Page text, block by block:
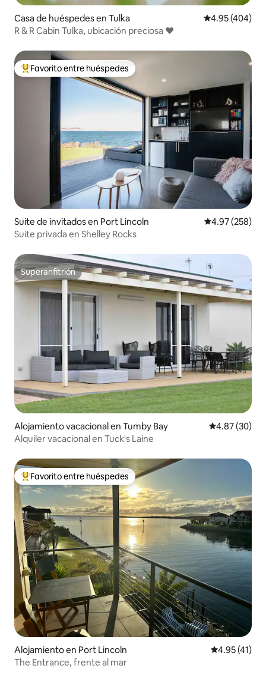
Casa de huéspedes en Tulka Calificación
4.95 (404)
R & R Cabin Tulka, ubicación preciosa ❤️
Favorito entre huéspedes preferido
Favorito entre huéspedes
Suite de invitados en Port Lincoln Calificación
4.97 (258)
Suite privada en Shelley Rocks
Superanfitrión
Superanfitrión
Alojamiento vacacional en Tumby Bay Calificación
4.87 (30)
Alquiler vacacional en Tuck's Laine
Favorito entre huéspedes preferido
Favorito entre huéspedes
Alojamiento en Port Lincoln Calificación
4.95 (41)
The Entrance, frente al mar